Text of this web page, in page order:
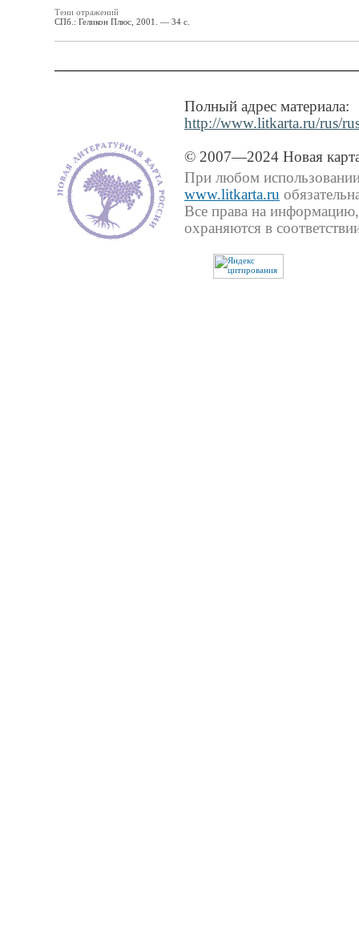
Тени отражений
СПб.: Геликон Плюс, 2001. — 34 с.
Полный адрес материала:
http://www.litkarta.ru/rus/
© 2007—2024 Новая
При любом использовании
www.litkarta.ru
Все права на
охраняются в